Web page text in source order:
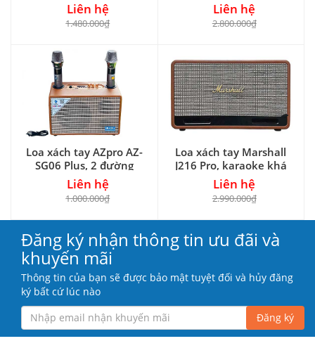
Liên hệ
1.480.000₫
Liên hệ
2.800.000₫
Loa xách tay AZpro AZ-
SG06 Plus, 2 đường
tiếng
Liên hệ
1.000.000₫
Loa xách tay Marshall
J216 Pro, karaoke khá
hay
Liên hệ
2.990.000₫
Đăng ký nhận thông tin ưu đãi và
khuyến mãi
Thông tin của bạn sẽ được bảo mật tuyệt đối và hủy đăng
ký bất cứ lúc nào
Đăng ký